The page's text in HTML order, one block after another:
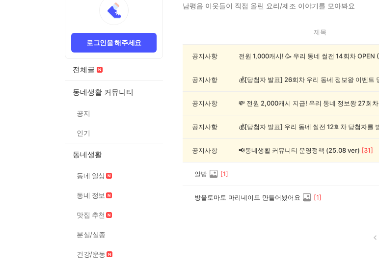
로그인을 해주세요
전체글
동네생활 커뮤니티
공지
인기
동네생활
동네 일상
동네 정보
맛집 추천
분실/실종
건강/운동
남평읍 이웃들이 직접 올린 요리/제조 이야기를 모아봐요
읍
제목
공지사항
공지사항
공지사항
공지사항
공지사항 📢동네생활 커뮤니티 운영정책 (25.08 ver) [31]
알밥 [1]
방울토마토 마리네이드 만들어봤어요 [1]